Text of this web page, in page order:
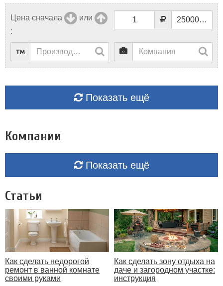
Цена сначала
или
:
Показать ещё
Компании
Показать ещё
Статьи
Как сделать недорогой
ремонт в ванной комнате
своими руками
Как сделать зону отдыха на
даче и загородном участке:
инструкция